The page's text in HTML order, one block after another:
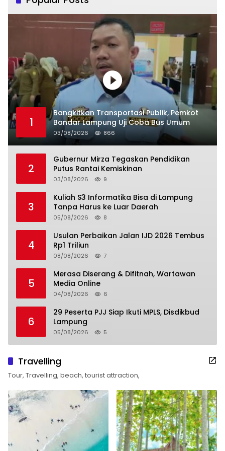
1
Bangkitkan Transportasi Publik, Pemkot
Bandar Lampung Uji Coba Bus Umum
03/08/2026 866
2
Gubernur Mirza Tegaskan Pendidikan
Putus Rantai Kemiskinan
03/08/2026 9
3
Kuliah S3 Informatika Bisa di Lampung
Tanpa Harus ke Luar Daerah
05/08/2026 8
4
Usulan Perbaikan Jalan IJD 2026 Tembus
Rp1 Triliun
08/08/2026 7
5
Merasa Diserang & Difitnah, Wartawan
Media Online
04/08/2026 6
6
29 Peserta PJJ Siap Ikuti MPLS, Disdikbud
Lampung
05/08/2026 5
Travelling
Tour, Travelling, beach, tourist attraction,